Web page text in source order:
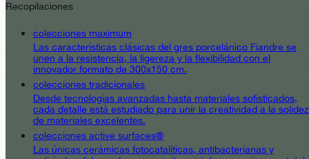
Recopilaciones
colecciones maximum
Las características clásicas del gres porcelánico Fiandre se
unen a la resistencia, la ligereza y la flexibilidad con el
innovador formato de 300x150 cm.
colecciones tradicionales
Desde tecnologías avanzadas hasta materiales sofisticados,
cada detalle está estudiado para unir la creatividad a la solidez
de materiales excelentes.
colecciones active surfaces®
Las únicas cerámicas fotocatalíticas, antibacterianas y